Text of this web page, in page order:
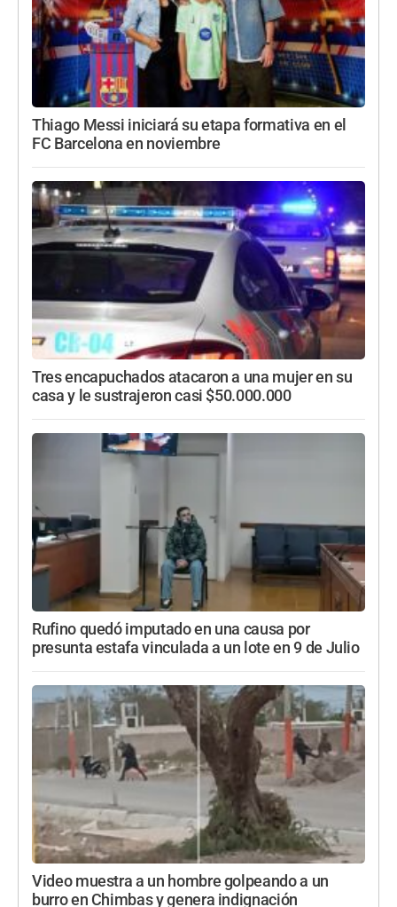
Thiago Messi iniciará su etapa formativa en el
FC Barcelona en noviembre
Tres encapuchados atacaron a una mujer en su
casa y le sustrajeron casi $50.000.000
Rufino quedó imputado en una causa por
presunta estafa vinculada a un lote en 9 de Julio
Video muestra a un hombre golpeando a un
burro en Chimbas y genera indignación